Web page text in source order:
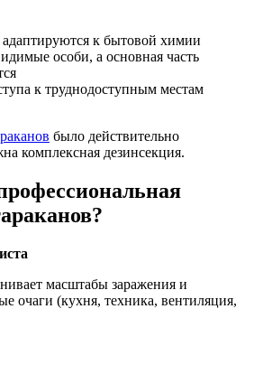
к бытовой химии
особи, а основная часть
к труднодоступным местам
было действительно
комплексная дезинсекция.
масштабы заражения и
очаги (кухня, техника, вентиляция,